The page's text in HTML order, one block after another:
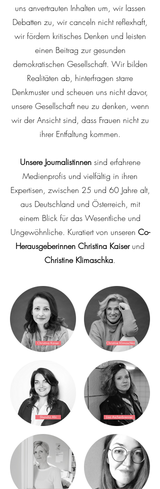
uns anvertrauten Inhalten um, wir lassen
Debatten zu, wir canceln nicht reflexhaft,
wir fördern kritisches Denken und leisten
einen Beitrag zur gesunden
demokratischen Gesellschaft. Wir bilden
Realitäten ab, hinterfragen starre
Denkmuster und scheuen uns nicht davor,
unsere Gesellschaft neu zu denken, wenn
wir der Ansicht sind, dass Frauen nicht zu
ihrer Entfaltung kommen.
Unsere Journalistinnen sind erfahrene
Medienprofis und vielfältig in ihren
Expertisen, zwischen 25 und 60 Jahre alt,
aus Deutschland und Österreich, mit
einem Blick für das Wesentliche und
Ungewöhnliche. Kuratiert von unseren Co-
Herausgeberinnen Christina Kaiserund
Christine Klimaschka.